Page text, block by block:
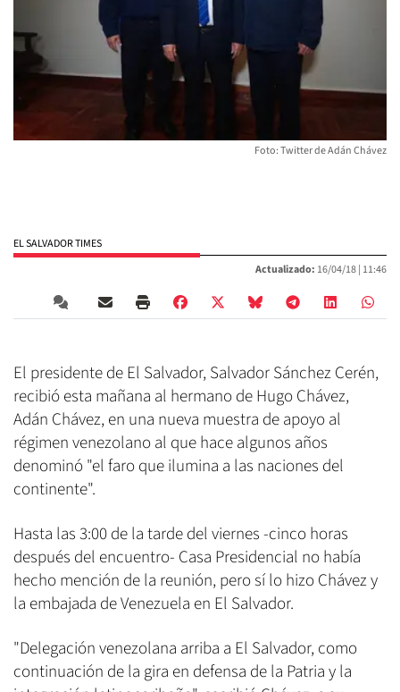
Foto: Twitter de Adán Chávez
EL SALVADOR TIMES
Actualizado: 16/04/18 | 11:46
El presidente de El Salvador, Salvador Sánchez Cerén,
recibió esta mañana al hermano de Hugo Chávez,
Adán Chávez, en una nueva muestra de apoyo al
régimen venezolano al que hace algunos años
denominó "el faro que ilumina a las naciones del
continente".
Hasta las 3:00 de la tarde del viernes -cinco horas
después del encuentro- Casa Presidencial no había
hecho mención de la reunión, pero sí lo hizo Chávez y
la embajada de Venezuela en El Salvador.
"Delegación venezolana arriba a El Salvador, como
continuación de la gira en defensa de la Patria y la